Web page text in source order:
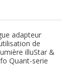
adapteur
de
illuStar &
Quant-serie